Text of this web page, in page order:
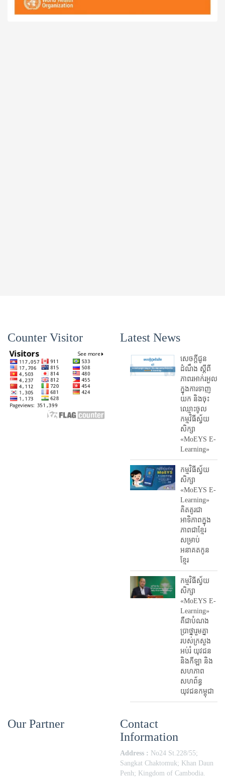
Counter Visitor Latest News
សេចក្តីជូន
ដំណឹង ស្តី​ពី
ភាព​រអាក់រអួល​
ក្នុងការ​ទាញ​
យក និង​ចុះ​
ឈ្មោះ​ចូល​
កម្មវិធី​ស្វ័យ
សិក្សា
«MoEYS E-
Learning»
កម្មវិធីស្វ័យ
សិក្សា
«MoEYS E-
Learning»
គិតគូរជា
អាទិភាពក្នុង
ភាពជាខ្មែរ
សម្រាប់
អនាគតកូន
ខ្មែរ
កម្មវិធីស្វ័យ
សិក្សា
«MoEYS E-
Learning»
គឺជាបំណង
ប្រាថ្នារួមគ្នា
របស់ក្រសួង
អប់រំ​ យុវជន
និងកីឡា និង
សហភាព
សហព័ន្ធ
យុវជនកម្ពុជា
Our Partner
Contact
Information
Address : No24 St.228/55;
Sangkat Chaktomuk; Khan Daun
Penh; Kingdom of Cambodia.